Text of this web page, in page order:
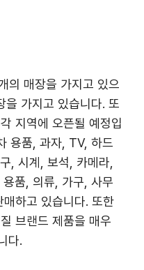
의 매장을 가지고 있으
을 가지고 있습니다. 또
지역에 오픈될 예정입
용품, 과자, TV, 하드
, 시계, 보석, 카메라,
품, 의류, 가구, 사무
하고 있습니다. 또한
브랜드 제품을 매우
다.